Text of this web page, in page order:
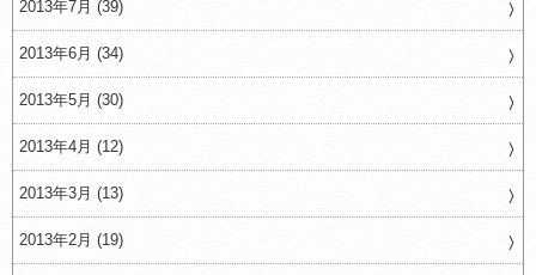
2013年7月 (39)
2013年6月 (34)
2013年5月 (30)
2013年4月 (12)
2013年3月 (13)
2013年2月 (19)